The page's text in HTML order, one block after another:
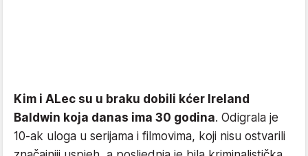
Kim i ALec su u braku dobili kćer Ireland
Baldwin koja danas ima 30 godina. Odigrala je
10-ak uloga u serijama i filmovima, koji nisu ostvarili